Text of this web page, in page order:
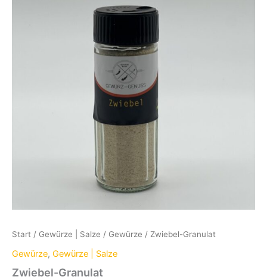
Start / Gewürze | Salze / Gewürze / Zwiebel-Granulat
Gewürze, Gewürze | Salze
Zwiebel-Granulat